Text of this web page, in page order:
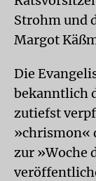
Strohm und
Margot
Die
bekanntlich
zutiefst
»chrismon«
zur »Woche